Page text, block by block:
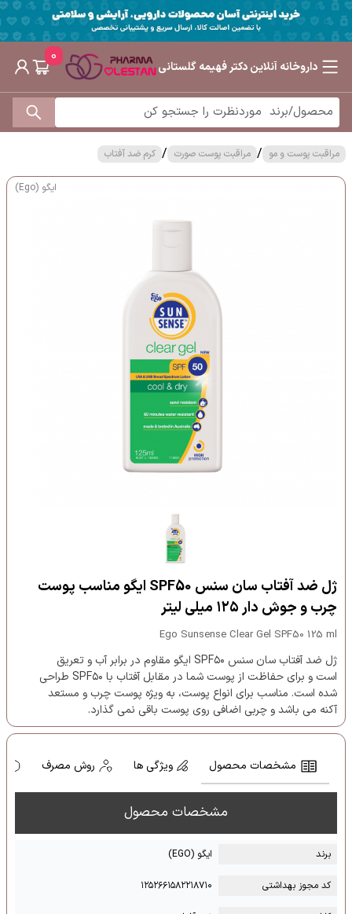
داروخانه آنلاین دکتر فهیمه گلستانی
0
مراقبت پوست و مو / مراقبت پوست صورت / کرم ضد آفتاب
ایگو (Ego)
ژل ضد آفتاب سان سنس SPF50 ایگو مناسب پوست
چرب و جوش دار ۱۲۵ میلی لیتر
Ego Sunsense Clear Gel SPF50 125 ml
ژل ضد آفتاب سان سنس SPF۵۰ ایگو مقاوم در برابر آب و تعریق
است و برای حفاظت از پوست شما در مقابل آفتاب با SPF۵۰ طراحی
شده است. مناسب برای انواع پوست، به ویژه پوست چرب و مستعد
آکنه می باشد و چربی اضافی روی پوست باقی نمی گذارد.
مشخصات محصول ویژگی ها روش مصرف
مشخصات محصول
برند ایگو (EGO)
کد مجوز بهداشتی ۱۲۵۲۶۶۱۵۸۲۲۱۸۷۱۰